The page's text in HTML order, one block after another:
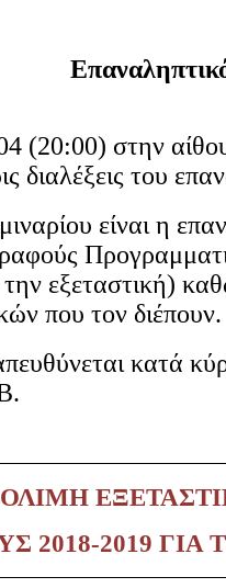
(20:00) στην
διαλέξεις του
είναι η
την εξεταστική)
που τον διέπουν.
κατά
2018-2019